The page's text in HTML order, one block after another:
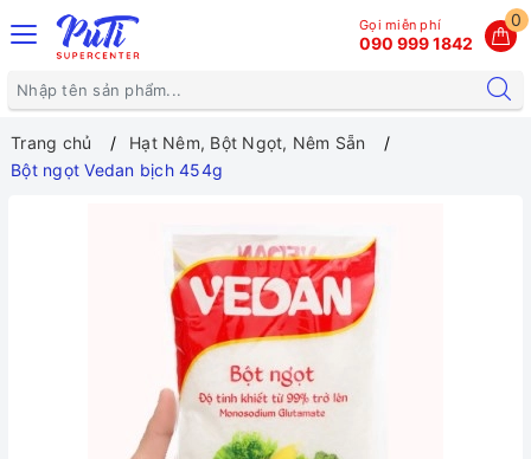
0
Gọi miễn phí
090 999 1842
Trang chủ
Hạt Nêm, Bột Ngọt, Nêm Sẵn
Bột ngọt Vedan bịch 454g